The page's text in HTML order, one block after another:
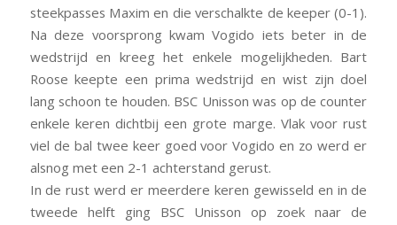
steekpasses Maxim en die verschalkte de keeper (0-1).
Na deze voorsprong kwam Vogido iets beter in de
wedstrijd en kreeg het enkele mogelijkheden. Bart
Roose keepte een prima wedstrijd en wist zijn doel
lang schoon te houden. BSC Unisson was op de counter
enkele keren dichtbij een grote marge. Vlak voor rust
viel de bal twee keer goed voor Vogido en zo werd er
alsnog met een 2-1 achterstand gerust.
In de rust werd er meerdere keren gewisseld en in de
tweede helft ging BSC Unisson op zoek naar de